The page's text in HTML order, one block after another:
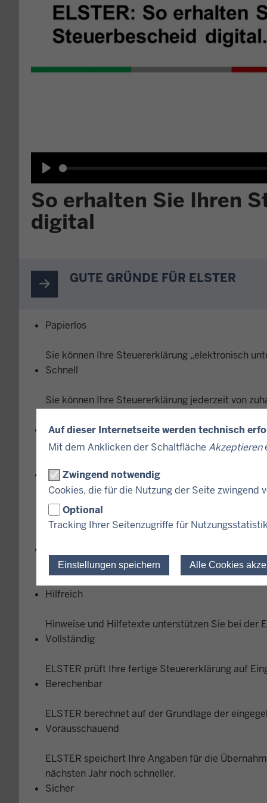
Auf dieser Internetseite werden technisch
Mit dem Anklicken der Schaltfläche Akzeptieren
Zwingend notwendig
Cookies, die für die Nutzung der Seite zwingend
Optional
Tracking Ihrer Seitenzugriffe für
Einstellungen speichern Alle Cookies
Play
So erhalten Sie Ihren
digital
GUTE GRÜNDE FÜR ELSTER
Papierlos
Sie können Ihre Steuererklärung „elektronisch
Schnell
Sie können Ihre Steuererklärung jederzeit von
Kostenlos
Mobil
ELSTER funktioniert ohne Programminstallation.
Nutzung auf einem Smartphone oder Tablet
Browser.
Bei der Finanzverwaltung gespeicherte Daten
Hilfreich
Hinweise und Hilfetexte unterstützen Sie bei der
Vollständig
ELSTER prüft Ihre fertige Steuererklärung auf
Berechenbar
ELSTER berechnet auf der Grundlage der
Vorausschauend
ELSTER speichert Ihre Angaben für die
nächsten Jahr noch schneller.
Sicher